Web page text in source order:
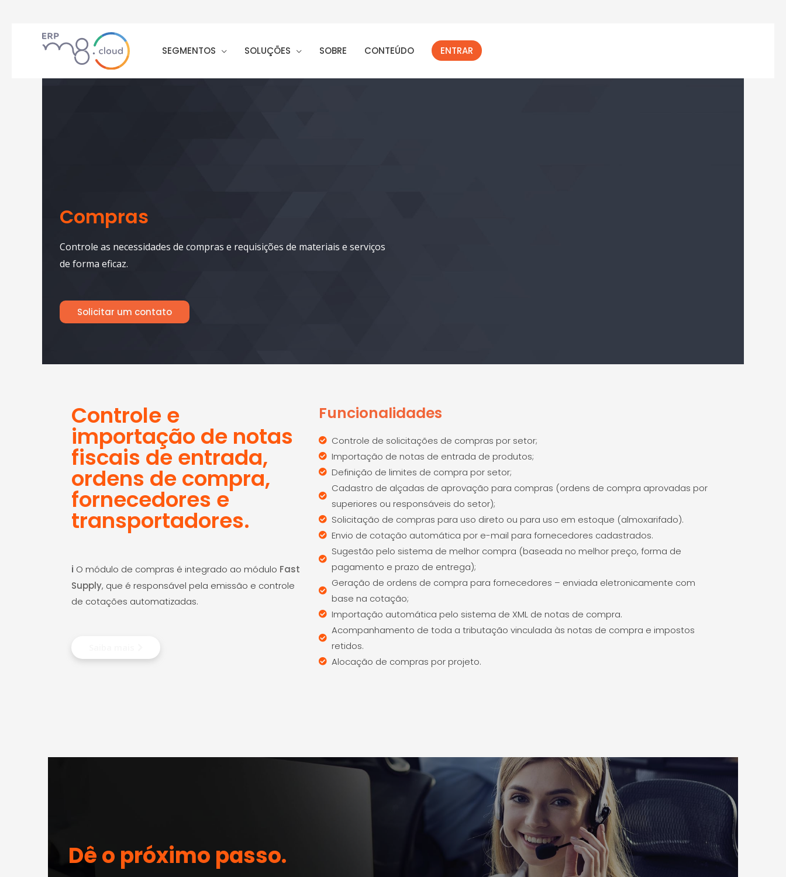
SEGMENTOS SOLUÇÕES SOBRE CONTEÚDO ENTRAR
Compras
Controle as necessidades de compras e requisições de materiais e serviços
de forma eficaz.​
Solicitar um contato
Controle e
importação de notas
fiscais de entrada,
ordens de compra,
fornecedores e
transportadores.
ℹ O módulo de compras é integrado ao módulo Fast
Supply, que é responsável pela emissão e controle
de cotações automatizadas.
Funcionalidades
Controle de solicitações de compras por setor;
Importação de notas de entrada de produtos;
Definição de limites de compra por setor;
Cadastro de alçadas de aprovação para compras (ordens de compra aprovadas por
superiores ou responsáveis do setor);
Solicitação de compras para uso direto ou para uso em estoque (almoxarifado).
Envio de cotação automática por e-mail para fornecedores cadastrados.
Sugestão pelo sistema de melhor compra (baseada no melhor preço, forma de
pagamento e prazo de entrega);
Geração de ordens de compra para fornecedores – enviada eletronicamente com
base na cotação;
Importação automática pelo sistema de XML de notas de compra.
Acompanhamento de toda a tributação vinculada às notas de compra e impostos
retidos.
Alocação de compras por projeto.
Dê o próximo passo.